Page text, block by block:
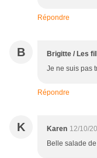
Répondre
B Brigitte / Les
Je ne suis pas
Répondre
K Karen 12/10/
Belle salade